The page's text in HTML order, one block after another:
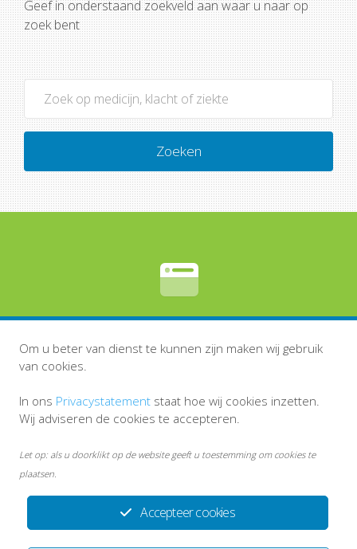
Geef in onderstaand zoekveld aan waar u naar op
zoek bent
Zoeken
Accepteer cookies
Om u beter van dienst te kunnen zijn maken wij gebruik
van cookies.
In ons Privacystatement staat hoe wij cookies inzetten.
Wij adviseren de cookies te accepteren.
Let op: als u doorklikt op de website geeft u toestemming om cookies te
plaatsen.